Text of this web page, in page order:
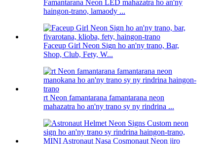
Famantarana Neon LED mahazatra ho an'ny
haingon-trano, lamaody ...
Faceup Girl Neon Sign ho an'ny trano, Bar,
Shop, Club, Fety, W...
rt Neon famantarana famantarana neon
mahazatra ho an'ny trano sy ny rindrina ...